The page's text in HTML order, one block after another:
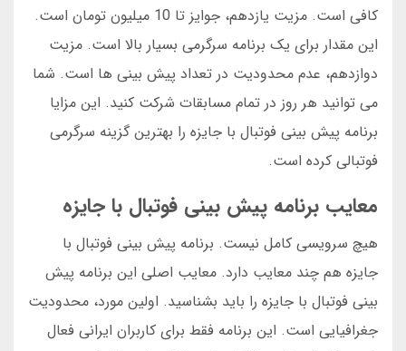
کافی است. مزیت یازدهم، جوایز تا 10 میلیون تومان است.
این مقدار برای یک برنامه سرگرمی بسیار بالا است. مزیت
دوازدهم، عدم محدودیت در تعداد پیش بینی ها است. شما
می توانید هر روز در تمام مسابقات شرکت کنید. این مزایا
برنامه پیش بینی فوتبال با جایزه را بهترین گزینه سرگرمی
فوتبالی کرده است.
معایب برنامه پیش بینی فوتبال با جایزه
هیچ سرویسی کامل نیست. برنامه پیش بینی فوتبال با
جایزه هم چند معایب دارد. معایب اصلی این برنامه پیش
بینی فوتبال با جایزه را باید بشناسید. اولین مورد، محدودیت
جغرافیایی است. این برنامه فقط برای کاربران ایرانی فعال